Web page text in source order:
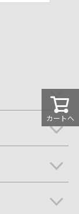
カートへ